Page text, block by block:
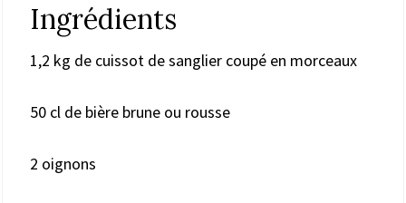
Ingrédients
1,2 kg de cuissot de sanglier coupé en morceaux
50 cl de bière brune ou rousse
2 oignons